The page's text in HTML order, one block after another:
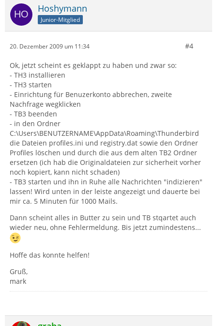
Hoshymann
Junior-Mitglied
20. Dezember 2009 um 11:34 #4
Ok, jetzt scheint es geklappt zu haben und zwar so:
- TH3 installieren
- TH3 starten
- Einrichtung für Benuzerkonto abbrechen, zweite
Nachfrage wegklicken
- TB3 beenden
- in den Ordner
C:\Users\BENUTZERNAME\AppData\Roaming\Thunderbird
die Dateien profiles.ini und registry.dat sowie den Ordner
Profiles löschen und durch die aus dem alten TB2 Ordner
ersetzen (ich hab die Originaldateien zur sicherheit vorher
noch kopiert, kann nicht schaden)
- TB3 starten und ihn in Ruhe alle Nachrichten "indizieren"
lassen! Wird unten in der leiste angezeigt und dauerte bei
mir ca. 5 Minuten für 1000 Mails.
Dann scheint alles in Butter zu sein und TB stqartet auch
wieder neu, ohne Fehlermeldung. Bis jetzt zumindestens...
Hoffe das konnte helfen!
Gruß,
mark